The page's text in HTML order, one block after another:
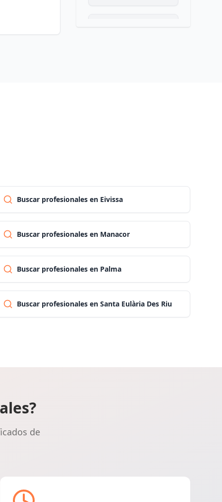
Ourense
Palencia
Las palmas
Buscar profesionales en Eivissa
Buscar profesionales en Manacor
Buscar profesionales en Palma
Buscar profesionales en Santa Eulària Des Riu
de